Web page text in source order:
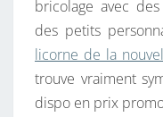
bricolage avec
des petits
licorne de la
trouve vraiment
dispo en prix